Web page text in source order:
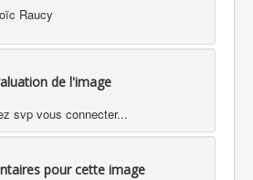
Raucy
de l'image
svp vous connecter...
pour cette image